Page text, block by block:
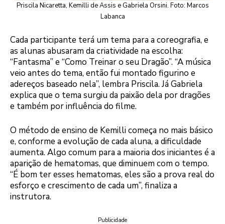
Priscila Nicaretta, Kemilli de Assis e Gabriela Orsini. Foto: Marcos
Labanca
Cada participante terá um tema para a coreografia, e
as alunas abusaram da criatividade na escolha:
“Fantasma” e “Como Treinar o seu Dragão”. “A música
veio antes do tema, então fui montado figurino e
adereços baseado nela”, lembra Priscila. Já Gabriela
explica que o tema surgiu da paixão dela por dragões
e também por influência do filme.
O método de ensino de Kemilli começa no mais básico
e, conforme a evolução de cada aluna, a dificuldade
aumenta. Algo comum para a maioria dos iniciantes é a
aparição de hematomas, que diminuem com o tempo.
“É bom ter esses hematomas, eles são a prova real do
esforço e crescimento de cada um”, finaliza a
instrutora.
Publicidade